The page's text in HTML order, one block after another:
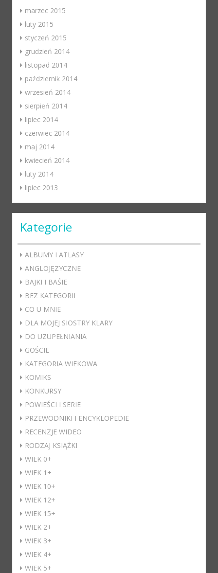
marzec 2015
luty 2015
styczeń 2015
grudzień 2014
listopad 2014
październik 2014
wrzesień 2014
sierpień 2014
lipiec 2014
czerwiec 2014
maj 2014
kwiecień 2014
luty 2014
lipiec 2013
Kategorie
ALBUMY I ATLASY
ANGLOJĘZYCZNE
BAJKI I BAŚIE
BEZ KATEGORII
CO U MNIE
DLA MOJEJ SIOSTRY KLARY
DO UZUPEŁNIANIA
GOŚCIE
KATEGORIA WIEKOWA
KOMIKS
KONKURSY
POWIEŚCI I SERIE
PRZEWODNIKI I ENCYKLOPEDIE
RECENZJE WIDEO
RODZAJ KSIĄŻKI
WIEK 0+
WIEK 1+
WIEK 10+
WIEK 12+
WIEK 15+
WIEK 2+
WIEK 3+
WIEK 4+
WIEK 5+